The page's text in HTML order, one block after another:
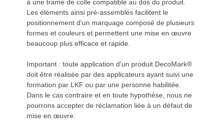
à une trame de colle compatible au dos du produit.
Les éléments ainsi pré-assemblés facilitent le
positionnement d'un marquage composé de plusieurs
formes et couleurs et permettent une mise en œuvre
beaucoup plus efficace et rapide.
Important : toute application d'un produit DecoMark®
doit être réalisée par des applicateurs ayant suivi une
formation par LKF ou par une personne habilitée.
Dans le cas contraire et en toute hypothèse, nous ne
pourrons accepter de réclamation liée à un défaut de
mise en œuvre.